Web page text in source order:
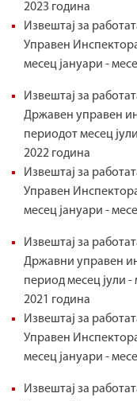
т
а
2023 година
Извештај за
Управен
месец јануари -
Извештај за
Државен управен
периодот месец
2022 година
Извештај за
Управен
месец јануари -
Извештај за
Државни управен
период месец јули
2021 година
Извештај за
Управен
месец јануари -
Извештај за